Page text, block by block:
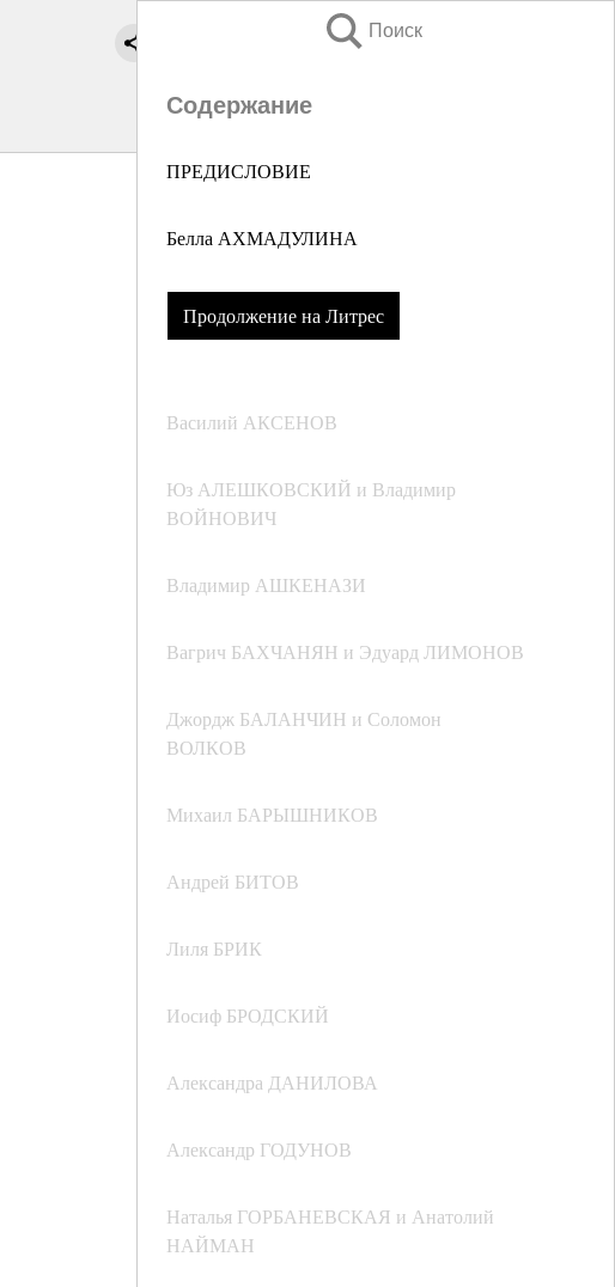
Поиск
Содержание
ПРЕДИСЛОВИЕ
Белла АХМАДУЛИНА
Продолжение на Литрес
Василий АКСЕНОВ
Юз АЛЕШКОВСКИЙ и Владимир
ВОЙНОВИЧ
Владимир АШКЕНАЗИ
Вагрич БАХЧАНЯН и Эдуард ЛИМОНОВ
Джордж БАЛАНЧИН и Соломон
ВОЛКОВ
Михаил БАРЫШНИКОВ
Андрей БИТОВ
Лиля БРИК
Иосиф БРОДСКИЙ
Александра ДАНИЛОВА
Александр ГОДУНОВ
Наталья ГОРБАНЕВСКАЯ и Анатолий
НАЙМАН